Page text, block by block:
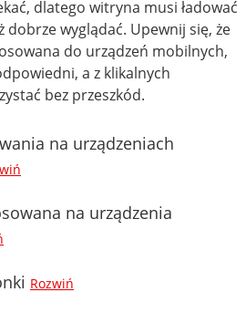
dlatego witryna musi ładować
dobrze wyglądać. Upewnij się, że
do urządzeń mobilnych,
a z klikalnych
bez przeszkód.
na urządzeniach
na urządzenia
Rozwiń